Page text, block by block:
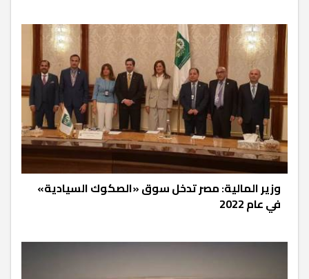
وزير المالية: مصر تدخل سوق «الصكوك السيادية»
في عام 2022